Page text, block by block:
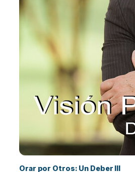
Orar por Otros: Un Deber III